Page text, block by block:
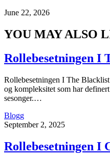
June 22, 2026
YOU MAY ALSO
Rollebesetningen I
Rollebesetningen I The
og kompleksitet som har
sesonger.…
Blogg
September 2, 2025
Rollebesetningen I